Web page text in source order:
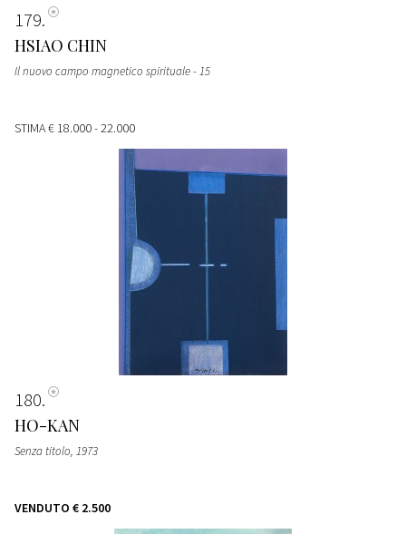
179
HSIAO CHIN
Il nuovo campo magnetico spirituale - 15
STIMA€ 18.000 - 22.000
180
HO-KAN
Senza titolo, 1973
VENDUTO € 2.500